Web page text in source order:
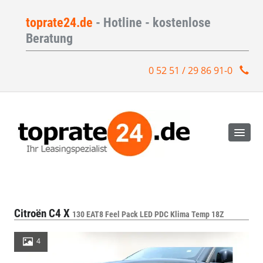
toprate24.de - Hotline - kostenlose
Beratung
0 52 51 / 29 86 91-0
Citroën C4 X 130 EAT8 Feel Pack LED PDC Klima Temp 18Z
4